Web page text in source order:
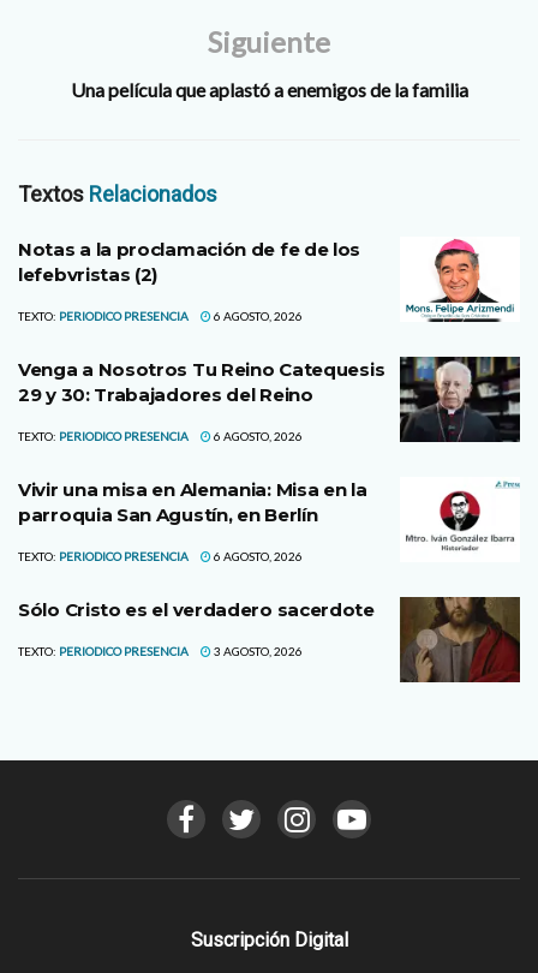
Siguiente
Una película que aplastó a enemigos de la familia
Textos Relacionados
Notas a la proclamación de fe de los
lefebvristas (2)
TEXTO: PERIODICO PRESENCIA 6 AGOSTO, 2026
Venga a Nosotros Tu Reino Catequesis
29 y 30: Trabajadores del Reino
TEXTO: PERIODICO PRESENCIA 6 AGOSTO, 2026
Vivir una misa en Alemania: Misa en la
parroquia San Agustín, en Berlín
TEXTO: PERIODICO PRESENCIA 6 AGOSTO, 2026
Sólo Cristo es el verdadero sacerdote
TEXTO: PERIODICO PRESENCIA 3 AGOSTO, 2026
Suscripción Digital